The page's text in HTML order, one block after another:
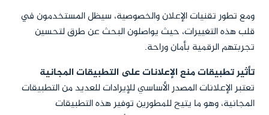
ومع تطور تقنيات الإعلان والخصوصية، سيظل المستخدمون في
قلب هذه التغييرات، حيث يواصلون البحث عن طرق لتحسين
تجربتهم الرقمية بأمان وراحة.
تأثير تطبيقات منع الإعلانات على التطبيقات المجانية
تعتبر الإعلانات المصدر الأساسي للإيرادات للعديد من التطبيقات
المجانية، وهو ما يتيح للمطورين توفير هذه التطبيقات